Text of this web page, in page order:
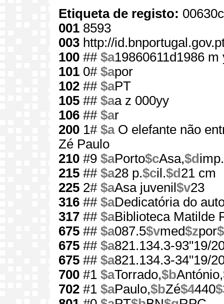
Etiqueta de registo:
001 8593
003 http://
100 ## $a19860611d1986
101 0# $apor
102 ## $aPT
105 ## $aa z 000yy
106 ## $ar
200 1# $aO elefante não
Zé Paulo
210 #9 $aPorto$cAsa,$d
215 ## $a28 p.$cil.$d 21 cm
225 2# $aAsa juvenil $v23
316 ## $aDedicatória do
317 ## $aBiblioteca Matilde
675 ## $a087.5$vmed$zpor
675 ## $a821.134.3-93"19/
675 ## $a821.134.3-34"19/
700 #1 $aTorrado,$bAntónio,
702 #1 $aPaulo,$bZé$4440